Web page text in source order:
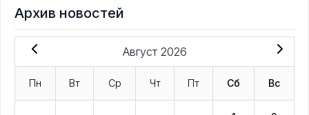
Архив новостей
Август 2026
Пн Вт Ср Чт Пт Сб Вс